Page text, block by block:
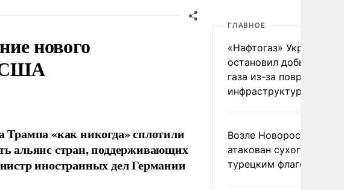
нового
США
Трампа «как никогда» сплотили
альянс стран, поддерживающих
иностранных дел Германии
ГЛАВНОЕ
«Нафтогаз» Украины
остановил добычу
газа из-за повреждения
инфраструктуры
Возле Новороссийска
атакован сухогруз под
турецким флагом